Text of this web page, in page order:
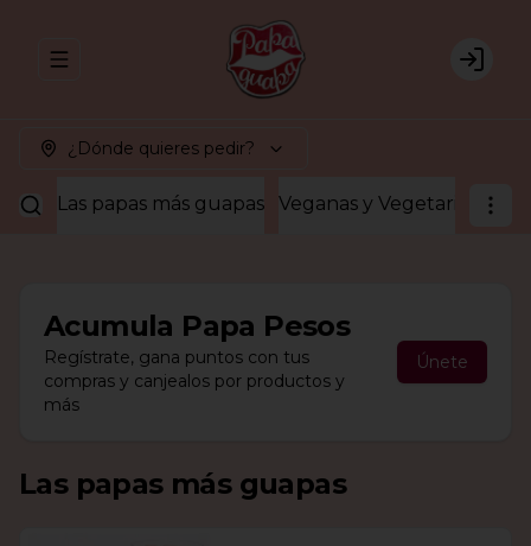
Abrir menu de navegación Login
¿Dónde quieres pedir?
Las papas más guapas Veganas y Vegetarianas
Acumula Papa Pesos
Regístrate, gana puntos con tus
compras y canjealos por productos y
más
Únete
Las papas más guapas